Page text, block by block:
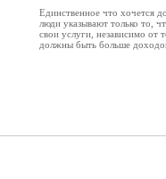
Единственное что хочется
люди указывают только то,
свои услуги, независимо от
должны быть больше